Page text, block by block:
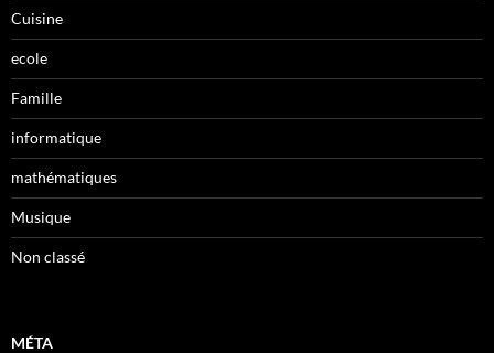
Cuisine
ecole
Famille
informatique
mathématiques
Musique
Non classé
MÉTA